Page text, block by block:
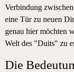
Verbindung
eine Tür zu neuen
genau hier möchten
Welt des "Duits" zu
Die